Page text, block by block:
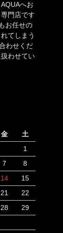
へお
門店です
お任せの
てしまう
わせくだ
わせてい
金
土
1
7
8
14
15
21
22
28
29